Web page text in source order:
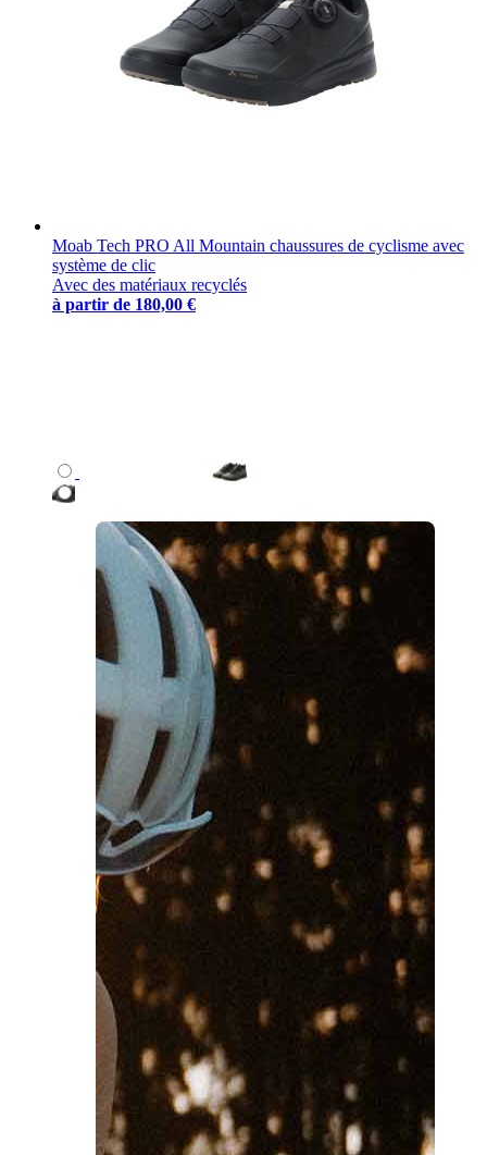
Moab Tech PRO All Mountain chaussures de cyclisme avec
système de clic
Avec des matériaux recyclés
à partir de 180,00 €